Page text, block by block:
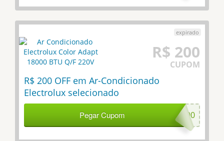
R$ 200
CUPOM
R$ 200 OFF em Ar-Condicionado
Electrolux selecionado
Pegar Cupom ELUX200